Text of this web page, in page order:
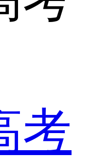
考